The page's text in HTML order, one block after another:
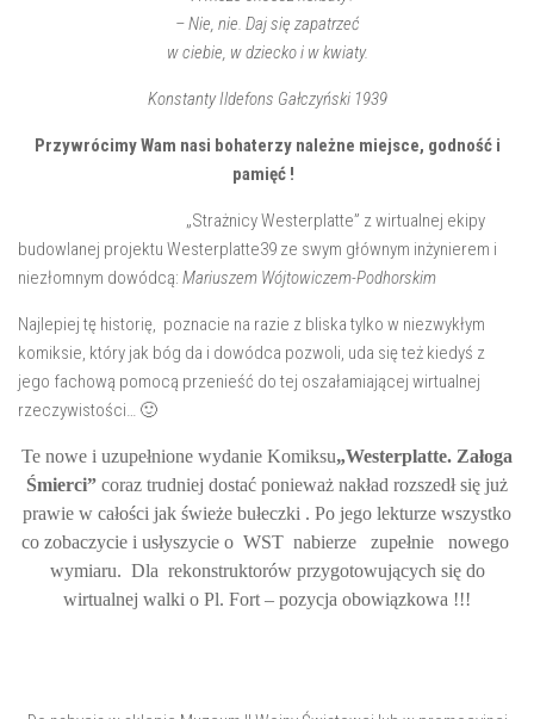
– Nie, nie. Daj się zapatrzeć
w ciebie, w dziecko i w kwiaty.
Konstanty Ildefons Gałczyński 1939
Przywrócimy Wam nasi bohaterzy należne miejsce, godność i
pamięć !
„Strażnicy Westerplatte” z wirtualnej ekipy
budowlanej projektu Westerplatte39 ze swym głównym inżynierem i
niezłomnym dowódcą: Mariuszem Wójtowiczem-Podhorskim
Najlepiej tę historię, poznacie na razie z bliska tylko w niezwykłym
komiksie, który jak bóg da i dowódca pozwoli, uda się też kiedyś z
jego fachową pomocą przenieść do tej oszałamiającej wirtualnej
rzeczywistości… 🙂
Te nowe i uzupełnione wydanie Komiksu„Westerplatte. Załoga
Śmierci” coraz trudniej dostać ponieważ nakład rozszedł się już
prawie w całości jak świeże bułeczki . Po jego lekturze wszystko
co zobaczycie i usłyszycie o WST nabierze zupełnie nowego
wymiaru. Dla rekonstruktorów przygotowujących się do
wirtualnej walki o Pl. Fort – pozycja obowiązkowa !!!